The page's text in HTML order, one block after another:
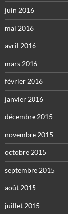
juin 2016
mai 2016
avril 2016
mars 2016
février 2016
janvier 2016
décembre 2015
novembre 2015
octobre 2015
septembre 2015
août 2015
juillet 2015